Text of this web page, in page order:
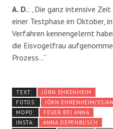
A. D.: „Die ganz intensive
einer Testphase im Oktober,
Verfahren kennengelernt
die Eisvogelfrau
Prozess…“
TEXT:
JÖRN EHRENHEIM
FOTOS:
JÖRN EHRENHEIM/SS/
MOPO:
FEUER BEI ANNA
INSTA:
ANNA DEPENBUSCH